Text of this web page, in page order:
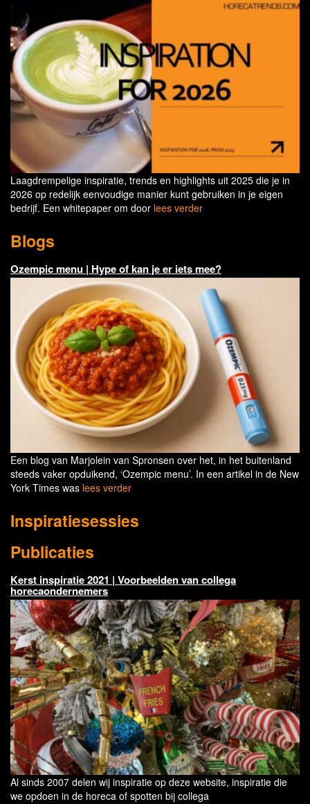
Laagdrempelige inspiratie, trends en highlights uit 2025 die je in
2026 op redelijk eenvoudige manier kunt gebruiken in je eigen
bedrijf. Een whitepaper om door lees verder
Blogs
Ozempic menu | Hype of kan je er iets mee?
Een blog van Marjolein van Spronsen over het, in het buitenland
steeds vaker opduikend, ‘Ozempic menu’. In een artikel in de New
York Times was lees verder
Inspiratiesessies
Publicaties
Kerst inspiratie 2021 | Voorbeelden van collega
horecaondernemers
Al sinds 2007 delen wij inspiratie op deze website, inspiratie die
we opdoen in de horeca of spotten bij collega